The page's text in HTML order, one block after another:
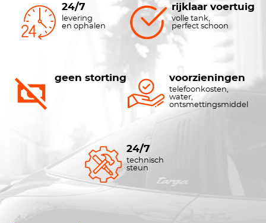
24/7
levering
en ophalen
rijklaar voertuig
volle tank,
perfect schoon
geen storting voorzieningen
telefoonkosten,
water,
ontsmettingsmiddel
24/7
technisch
steun